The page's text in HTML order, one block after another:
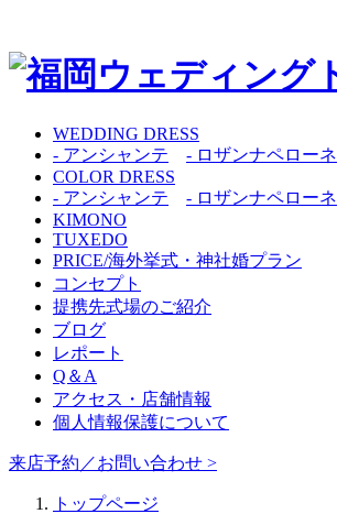
WEDDING DRESS
- アンシャンテ
- ロザンナペローネ
COLOR DRESS
- アンシャンテ
- ロザンナペローネ
KIMONO
TUXEDO
PRICE/海外挙式・神社婚プラン
コンセプト
提携先式場のご紹介
ブログ
レポート
Q＆A
アクセス・店舗情報
個人情報保護について
来店予約／お問い合わせ >
トップページ